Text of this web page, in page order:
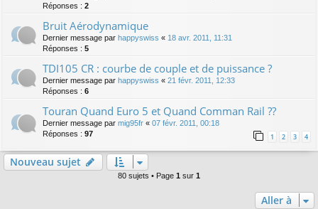
Réponses : 2
Bruit Aérodynamique
Dernier message par happyswiss « 18 avr. 2011, 11:31
Réponses : 5
TDI105 CR : courbe de couple et de puissance ?
Dernier message par happyswiss « 21 févr. 2011, 12:33
Réponses : 6
Touran Quand Euro 5 et Quand Comman Rail ??
Dernier message par mig95fr « 07 févr. 2011, 00:18
Réponses : 97 1 2 3 4
Nouveau sujet
80 sujets • Page 1 sur 1
Aller à